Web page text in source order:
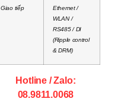
Giao tiếp
Ethernet /
WLAN /
RS485 / DI
(Ripple control
& DRM)
Hotline / Zalo:
08.9811.0068